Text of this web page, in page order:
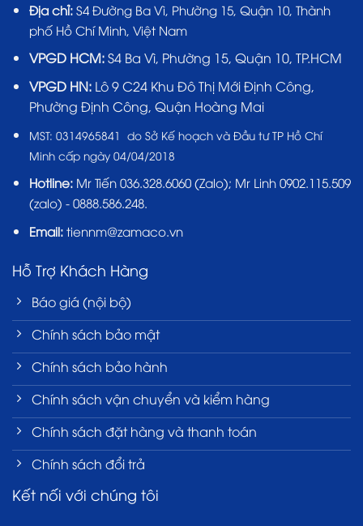
Địa chỉ: S4 Đường Ba Vì, Phường 15, Quận 10, Thành
phố Hồ Chí Minh, Việt Nam
VPGD HCM:S4 Ba Vì, Phường 15, Quận 10, TP.HCM
VPGD HN:Lô 9 C24 Khu Đô Thị Mới Định Công,
Phường Định Công, Quận Hoàng Mai
MST: 0314965841 do Sở Kế hoạch và Đầu tư TP Hồ Chí
Minh cấp ngày 04/04/2018
Hotline: Mr Tiến 036.328.6060(Zalo); Mr Linh 0902.115.509
(zalo) - 0888.586.248.
Email:tiennm@zamaco.vn
Hỗ Trợ Khách Hàng
Báo giá (nội bộ)
Chính sách bảo mật
Chính sách bảo hành
Chính sách vận chuyển và kiểm hàng
Chính sách đặt hàng và thanh toán
Chính sách đổi trả
Kết nối với chúng tôi